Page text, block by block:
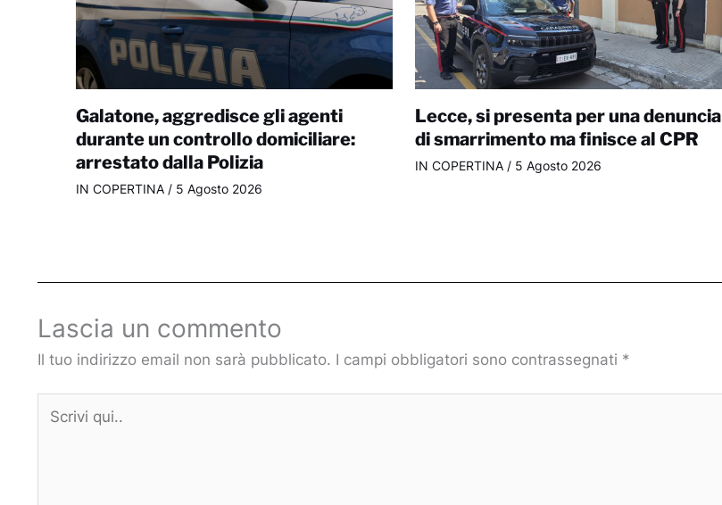
Galatone, aggredisce gli agenti
durante un controllo domiciliare:
arrestato dalla Polizia
IN COPERTINA/ 5 Agosto 2026
Lecce, si presenta per una denuncia
di smarrimento ma finisce al CPR
IN COPERTINA / 5 Agosto 2026
Lascia un commento
Il tuo indirizzo email non sarà pubblicato. I campi obbligatori sono contrassegnati *
qui..